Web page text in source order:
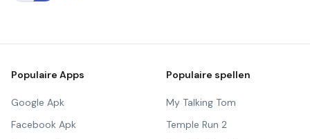
Populaire Apps
Google Apk
Facebook Apk
Populaire spellen
My Talking Tom
Temple Run 2